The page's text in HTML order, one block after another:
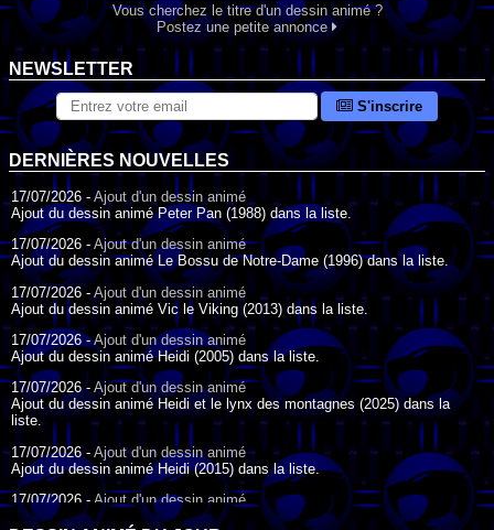
Vous cherchez le titre d'un dessin animé ?
Postez une petite annonce
NEWSLETTER
S'inscrire
DERNIÈRES NOUVELLES
17/07/2026 - Ajout d'un dessin animé
Ajout du dessin animé Peter Pan (1988) dans la liste.
17/07/2026 - Ajout d'un dessin animé
Ajout du dessin animé Le Bossu de Notre-Dame (1996) dans la liste.
17/07/2026 -Ajout d'un dessin animé
Ajout du dessin animé Vic le Viking (2013) dans la liste.
17/07/2026 -Ajout d'un dessin animé
Ajout du dessin animé Heidi (2005) dans la liste.
17/07/2026 - Ajout d'un dessin animé
Ajout du dessin animé Heidi et le lynx des montagnes (2025) dans la
liste.
17/07/2026 -Ajout d'un dessin animé
Ajout du dessin animé Heidi (2015) dans la liste.
17/07/2026 - Ajout d'un dessin animé
Ajout du dessin animé Heidi (1995) dans la liste.